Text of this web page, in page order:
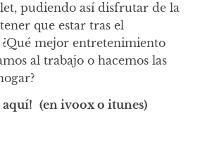
pudiendo así disfrutar de la
que estar tras el
mejor entretenimiento
al trabajo o hacemos las
aquí! (en ivoox o itunes)